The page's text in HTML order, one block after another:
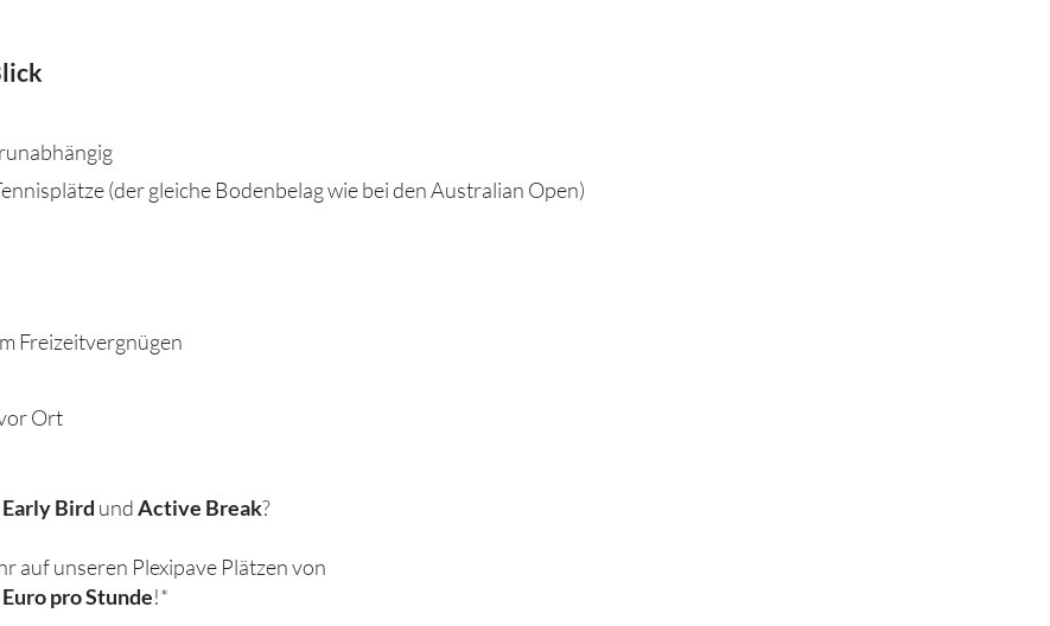
(der gleiche Bodenbelag wie bei den Australian Open)
Freizeitvergnügen
Ort
Early Bird undActive Break?
auf unseren Plexipave Plätzen von
pro Stunde!*